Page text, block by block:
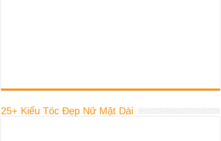
25+ Kiểu Tóc Đẹp Nữ Mặt Dài